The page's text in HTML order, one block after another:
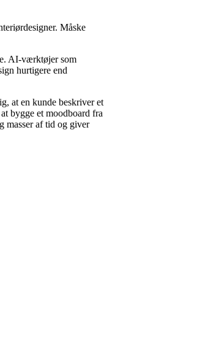
Måske
AI-værktøjer som
hurtigere end
at en kunde beskriver et
bygge et moodboard fra
masser af tid og giver